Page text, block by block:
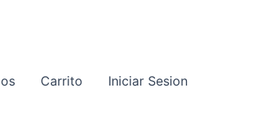
Carrito
Iniciar Sesion